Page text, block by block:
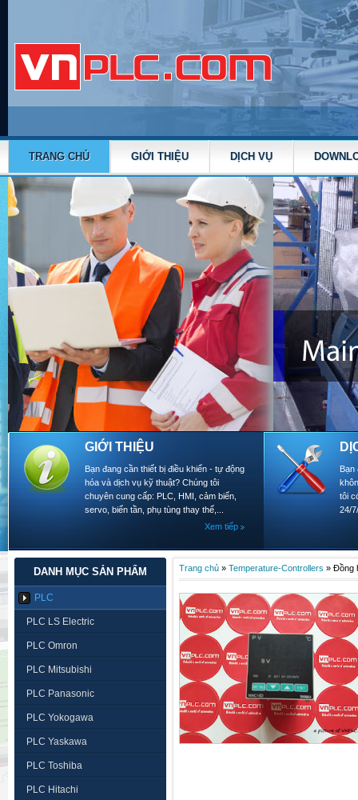
TRANG CHỦ GIỚI THIỆU DỊCH VỤ
GIỚI THIỆU
Bạn đang cần thiết bị điều khiển - tự động
hóa và dịch vụ kỹ thuật? Chúng tôi
chuyên cung cấp: PLC, HMI, cảm biến,
servo, biến tần, phụ tùng thay thế,...
Xem tiếp
Bạn
tôi
24/
DANH MỤC SẢN PHẨM
PLC
PLC LS Electric
PLC Omron
PLC Mitsubishi
PLC Panasonic
PLC Yokogawa
PLC Yaskawa
PLC Toshiba
PLC Hitachi
Trang chủ » Temperature-Controllers » Đồng